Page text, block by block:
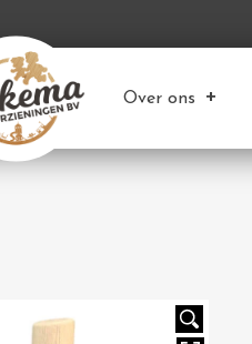
Over ons